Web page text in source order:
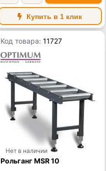
Купить в 1 клик
Код товара:11727
Нет в наличии
Рольганг MSR 10